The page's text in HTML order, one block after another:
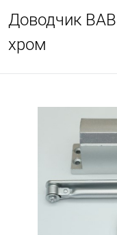
Доводчик
хром